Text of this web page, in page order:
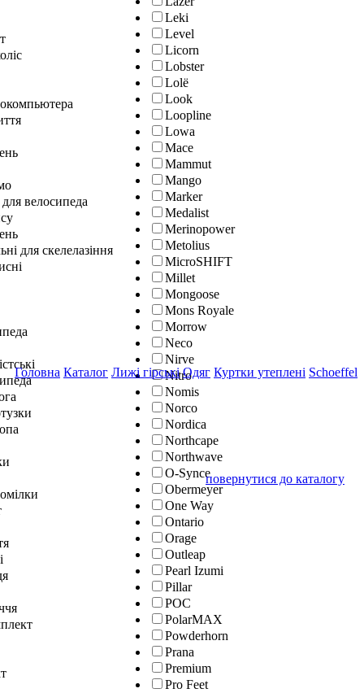
Leki
Level
Licorn
Lobster
Lolё
Look
Loopline
Lowa
Mace
Mammut
Mango
Marker
Medalist
Merinopower
Metolius
MicroSHIFT
Millet
Mongoose
Mons Royale
Morrow
Neco
Nirve
Nitro
Nomis
Norco
Nordica
Northcape
Northwave
O-Synce
Obermeyer
One Way
Ontario
Orage
Outleap
Pearl Izumi
Pillar
POC
PolarMAX
Powderhorn
Prana
Premium
Pro Feet
велосипеда
для скелелазіння
Головна Каталог Лижі гірські Одяг Куртки утеплені Schoeffel
повернутися до каталогу